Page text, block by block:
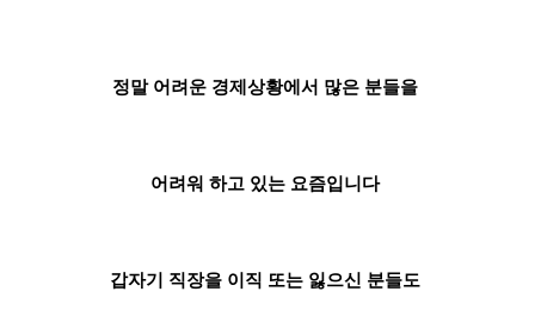
정말 어려운 경제상황에서 많은 분들을
어려워 하고 있는 요즘입니다
갑자기 직장을 이직 또는 잃으신 분들도